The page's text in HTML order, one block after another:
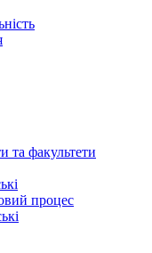
та факультети
процес